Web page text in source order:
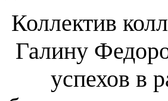
Коллектив
Галину
успехов в